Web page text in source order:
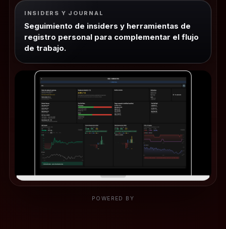
INSIDERS Y JOURNAL
Seguimiento de insiders y herramientas de
registro personal para complementar el flujo
de trabajo.
POWERED BY